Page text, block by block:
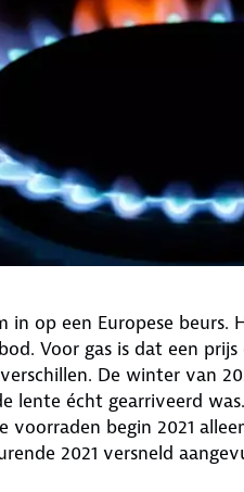
in op een Europese beurs.
Voor gas is dat een
De winter van
écht gearriveerd
begin 2021
2021 versneld